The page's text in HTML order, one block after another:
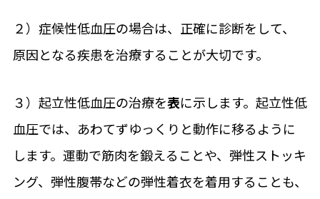
２）症候性低血圧の場合は、正確に診断をして、
原因となる疾患を治療することが大切です。
３）起立性低血圧の治療を表に示します。起立性低
血圧では、あわてずゆっくりと動作に移るように
します。運動で筋肉を鍛えることや、弾性ストッキ
ング、弾性腹帯などの弾性着衣を着用することも、